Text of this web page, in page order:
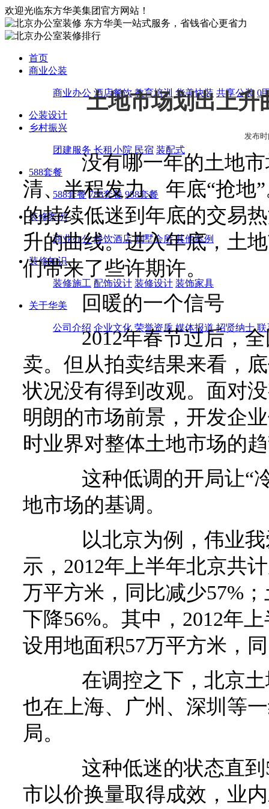
欢迎光临东方华美集团官方网站！
东方华美一站式服务，省钱省心更省力
首页
商业公装
商业办公 酒店餐饮 教育培训 华美快装 共享公装 0
公装设计
乡村振兴
团建服务 长租小院 民宿 装配式
588套餐
588套餐 788套餐 988套餐
装修案例
商业办公 餐饮酒店 别墅会所 其他案例
装修知识
装修施工 配饰设计 装修设计 装饰家具
关于华美
公司介绍 企业文化 荣誉资质 媒体报道 招贤纳士 联
土地市场划出上升
发布时
没有哪一年的土地市
清、半程发力、年底“抢地
的持续低迷到年底的交易
升的曲线。进入年底，土
们带来了些许期许。
回暖的一个信号
2012年春节过后，全
卖。但从拍卖结果来看，
状况没有得到改观。面对
明朗的市场前景，开发企
时业界对整体土地市场的
这种低调的开局让“冷
地市场的基调。
以北京为例，伟业我
示，2012年上半年北京共
万平方米，同比减少57%
下降56%。其中，2012年
设用地面积57万平方米，
在调控之下，北京土
也在上海、广州、深圳等
局。
这种低迷的状态直到5
市以价换量取得成效，业